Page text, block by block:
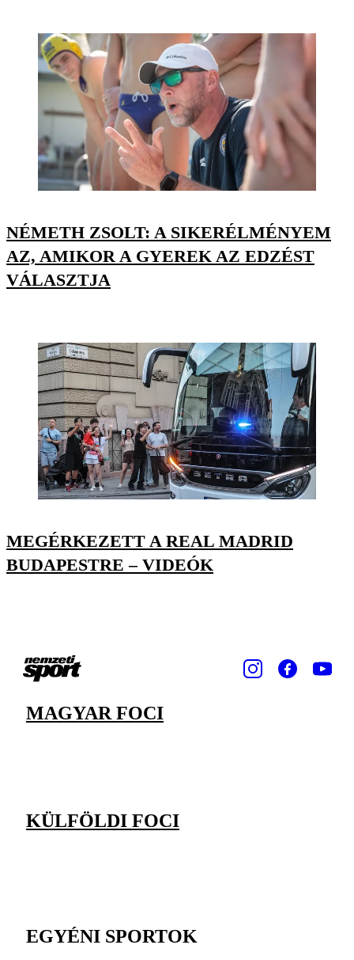
NÉMETH ZSOLT: A SIKERÉLMÉNYEM
AZ, AMIKOR A GYEREK AZ EDZÉST
VÁLASZTJA
MEGÉRKEZETT A REAL MADRID
BUDAPESTRE – VIDEÓK
MAGYAR FOCI
KÜLFÖLDI FOCI
EGYÉNI SPORTOK